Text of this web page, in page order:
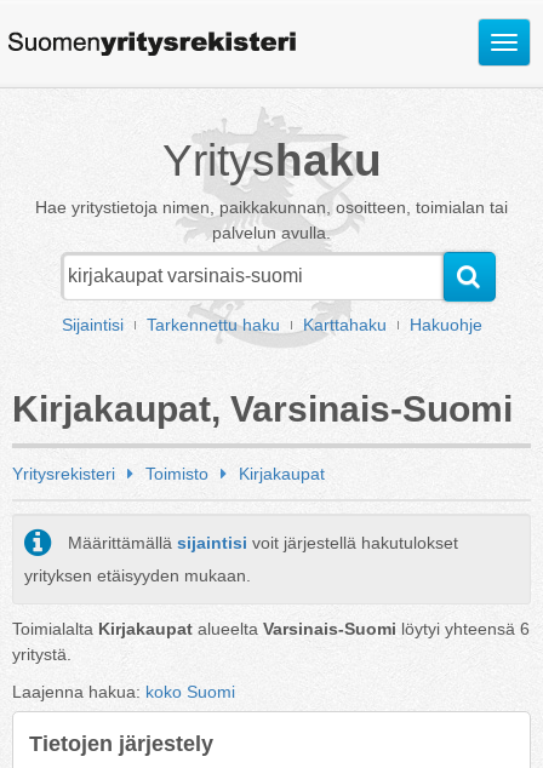
Avaa
Yrityshaku
Hae yritystietoja nimen, paikkakunnan, osoitteen, toimialan tai
palvelun avulla.
Sijaintisi Tarkennettu haku Karttahaku Hakuohje
Kirjakaupat, Varsinais-Suomi
Yritysrekisteri Toimisto Kirjakaupat
Määrittämällä sijaintisi voit järjestellä hakutulokset
yrityksen etäisyyden mukaan.
Toimialalta Kirjakaupat alueelta Varsinais-Suomi löytyi yhteensä 6
yritystä.
Laajenna hakua: koko Suomi
Tietojen järjestely